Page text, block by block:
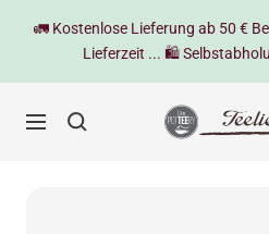
🚛 Kostenlose Lieferung ab 50 €
Lieferzeit ... 🛍️
Navigation
Teeliesel